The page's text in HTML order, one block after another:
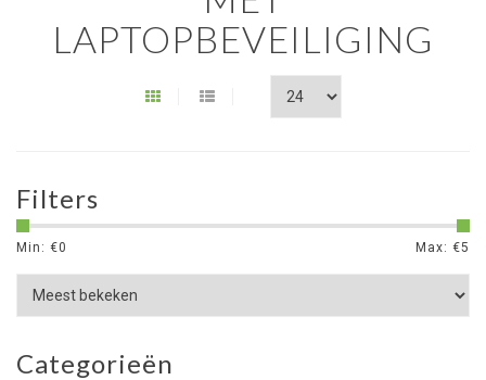
LAPTOPBEVEILIGING
Filters
Min: €0 Max: €5
Categorieën